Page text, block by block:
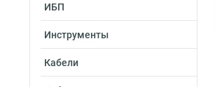
ИБП
Инструменты
Кабели